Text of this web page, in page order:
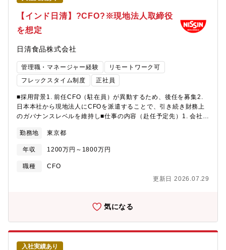
【インド日清】?CFO?※現地法人取締役
を想定
日清食品株式会社
管理職・マネージャー経験
リモートワーク可
フレックスタイム制度
正社員
■採用背景1. 前任CFO（駐在員）が異動するため、後任を募集2.
日本本社から現地法人にCFOを派遣することで、引き続き財務上
のガバナンスレベルを維持し■仕事の内容（赴任予定先）1. 会社
設立：1991 年3. 従業員数(臨時従業員除く）：418名（2025年時
点）4. 所在地：本社はバンガロール市中心部、他インド国内に2工
場を保有5. 株主：ニッシンフーズアジア（アジア統括会社）
99.7％、他少数株主6. マネジメント：地域総代表は日本本社役
人）■職務内容1. インド日清CFO職。現地法人取締役(Director)に
会計、税務、資金調達等）、経営企画、ITを担当いただく予定3.
将来的に人事、法務等のコーポレート部門も担当する可能性あり
4. レポート先は日本本社CFO、および現地法人Managing
Director■勤務地日清食品㈱からの在籍出向としてインド現地法人
勤務。なお赴任前に数か月の日本本社研修を実施予定。期間は経
勤務地 東京都
年収 1200万円～1800万円
職種
CFO
更新日 2026.07.29
気になる
入社実績あり